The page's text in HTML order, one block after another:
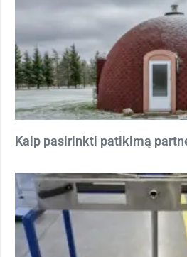
Kaip pasirinkti patikimą